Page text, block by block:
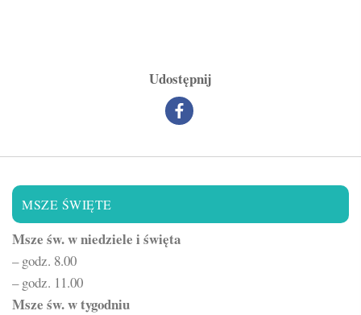
Udostępnij
MSZE ŚWIĘTE
Msze św. w niedziele i święta
– godz. 8.00
– godz. 11.00
Msze św. w tygodniu